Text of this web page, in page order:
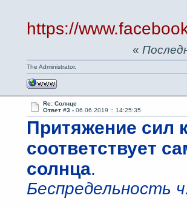
https://
«
The Administrator.
Re: Солнце
Ответ #3 -06.06.2019 :: 14:25:35
Притяжение сил
соответствует
солнца.
Беспредельность